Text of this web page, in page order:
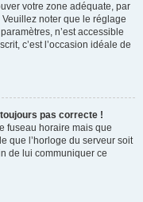
votre zone adéquate, par
noter que le réglage
n’est accessible
c’est l’occasion idéale de
toujours pas correcte !
fuseau horaire mais que
que l’horloge du serveur soit
de lui communiquer ce